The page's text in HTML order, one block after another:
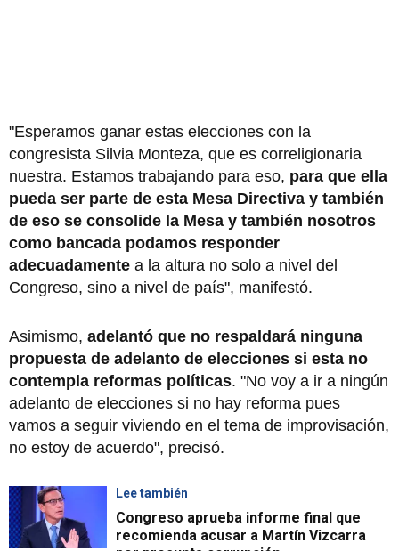
"Esperamos ganar estas elecciones con la
congresista Silvia Monteza, que es correligionaria
nuestra. Estamos trabajando para eso, para que ella
pueda ser parte de esta Mesa Directiva y también
de eso se consolide la Mesa y también nosotros
como bancada podamos responder
adecuadamente a la altura no solo a nivel del
Congreso, sino a nivel de país", manifestó.
Asimismo, adelantó que no respaldará ninguna
propuesta de adelanto de elecciones si esta no
contempla reformas políticas. "No voy a ir a ningún
adelanto de elecciones si no hay reforma pues
vamos a seguir viviendo en el tema de improvisación,
no estoy de acuerdo", precisó.
Lee también
Congreso aprueba informe final que
recomienda acusar a Martín Vizcarra